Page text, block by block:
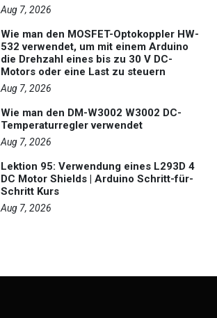
Aug 7, 2026
Wie man den MOSFET-Optokoppler HW-
532 verwendet, um mit einem Arduino
die Drehzahl eines bis zu 30 V DC-
Motors oder eine Last zu steuern
Aug 7, 2026
Wie man den DM-W3002 W3002 DC-
Temperaturregler verwendet
Aug 7, 2026
Lektion 95: Verwendung eines L293D 4
DC Motor Shields | Arduino Schritt-für-
Schritt Kurs
Aug 7, 2026